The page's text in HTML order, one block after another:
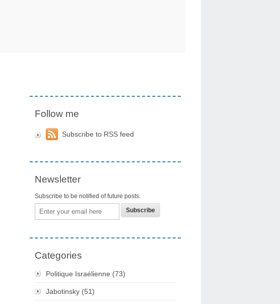
Follow me
Subscribe to RSS feed
Newsletter
Subscribe to be notified of future posts.
Email
Categories
Politique Israélienne (73)
Jabotinsky (51)